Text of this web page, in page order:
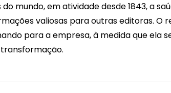
mundo, em atividade desde 1843, a
valiosas para outras editoras. O
para a empresa, à medida que ela